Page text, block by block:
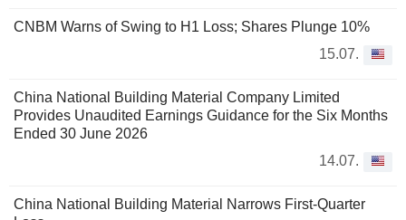
CNBM Warns of Swing to H1 Loss; Shares Plunge 10%
15.07.
China National Building Material Company Limited
Provides Unaudited Earnings Guidance for the Six Months
Ended 30 June 2026
14.07.
China National Building Material Narrows First-Quarter